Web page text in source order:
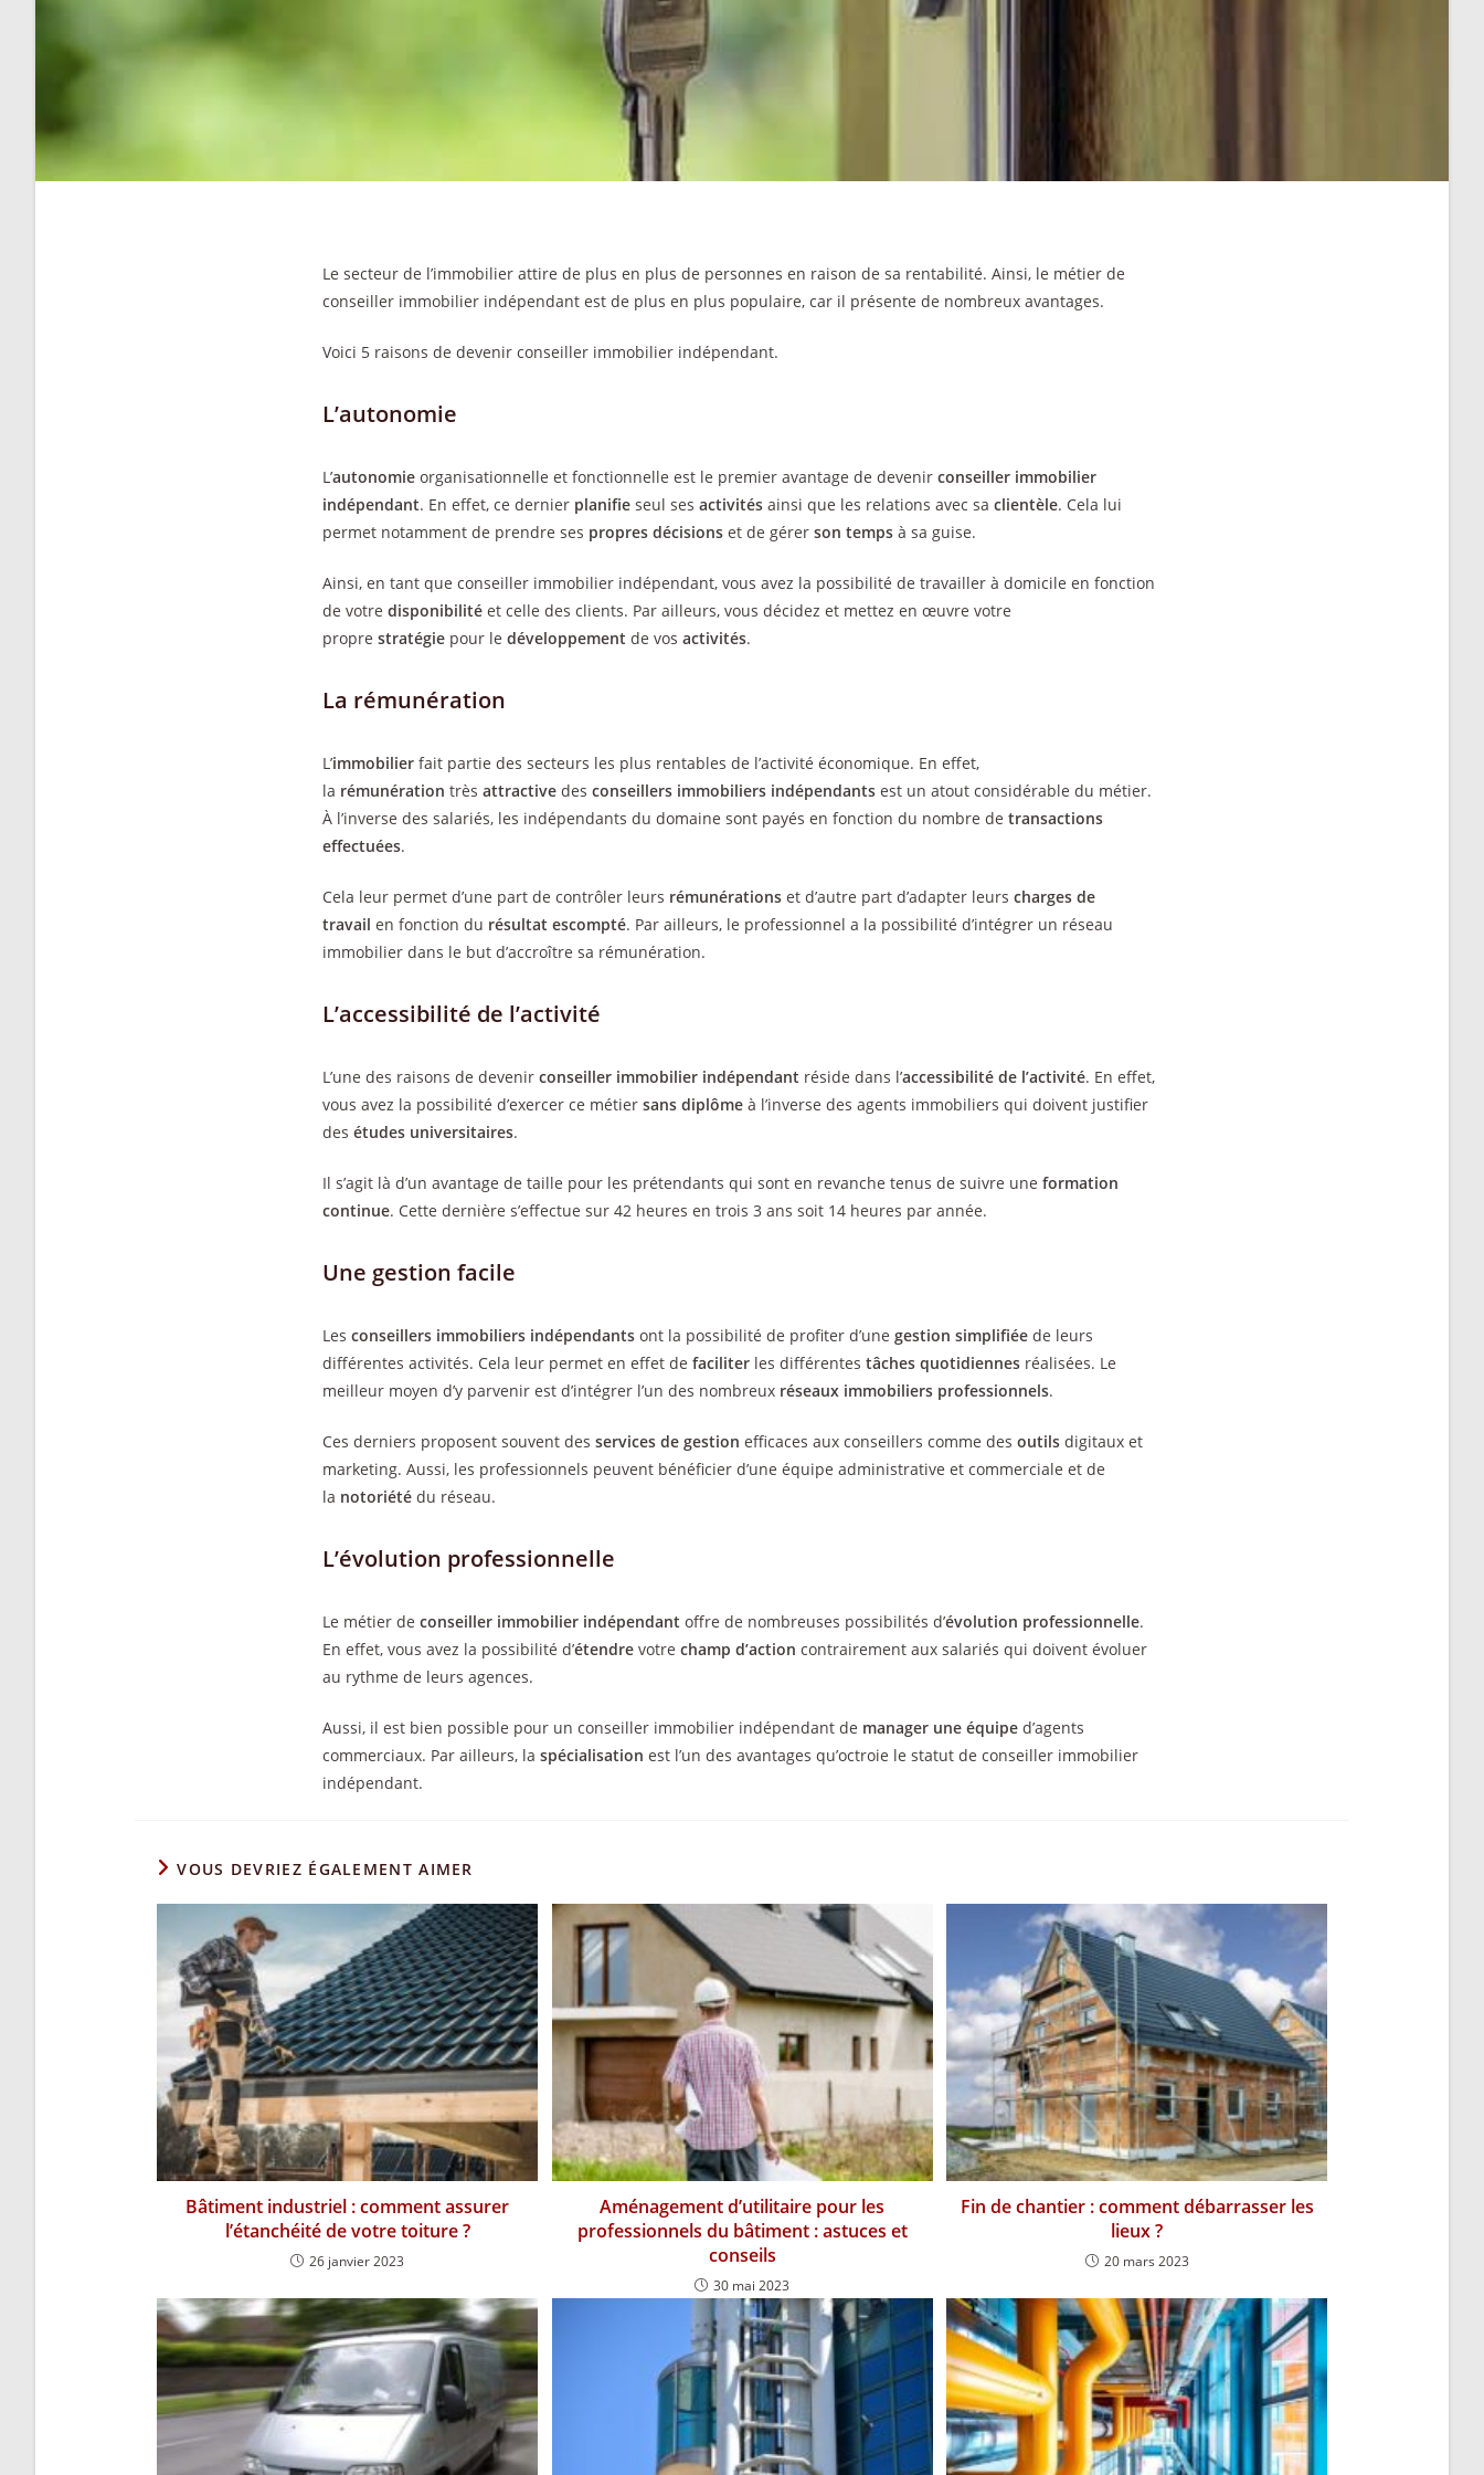
Le secteur de l’immobilier attire de plus en plus de personnes en raison de sa rentabilité. Ainsi, le métier de
conseiller immobilier indépendant est de plus en plus populaire, car il présente de nombreux avantages.
Voici 5 raisons de devenir conseiller immobilier indépendant.
L’autonomie
L’autonomie organisationnelle et fonctionnelle est le premier avantage de devenir conseiller immobilier
indépendant. En effet, ce dernier planifie seul ses activités ainsi que les relations avec sa clientèle. Cela lui
permet notamment de prendre ses propres décisions et de gérer son temps à sa guise.
Ainsi, en tant que conseiller immobilier indépendant, vous avez la possibilité de travailler à domicile en fonction
de votre disponibilité et celle des clients. Par ailleurs, vous décidez et mettez en œuvre votre
propre stratégie pour le développement de vos activités.
La rémunération
L’immobilier fait partie des secteurs les plus rentables de l’activité économique. En effet,
la rémunération très attractive des conseillers immobiliers indépendants est un atout considérable du métier.
À l’inverse des salariés, les indépendants du domaine sont payés en fonction du nombre de transactions
effectuées.
Cela leur permet d’une part de contrôler leurs rémunérations et d’autre part d’adapter leurs charges de
travail en fonction du résultat escompté. Par ailleurs, le professionnel a la possibilité d’intégrer un réseau
immobilier dans le but d’accroître sa rémunération.
L’accessibilité de l’activité
L’une des raisons de devenir conseiller immobilier indépendant réside dans l’accessibilité de l’activité. En effet,
vous avez la possibilité d’exercer ce métier sans diplôme à l’inverse des agents immobiliers qui doivent justifier
des études universitaires.
Il s’agit là d’un avantage de taille pour les prétendants qui sont en revanche tenus de suivre une formation
continue. Cette dernière s’effectue sur 42 heures en trois 3 ans soit 14 heures par année.
Une gestion facile
Les conseillers immobiliers indépendants ont la possibilité de profiter d’une gestion simplifiée de leurs
différentes activités. Cela leur permet en effet de faciliter les différentes tâches quotidiennes réalisées. Le
meilleur moyen d’y parvenir est d’intégrer l’un des nombreux réseaux immobiliers professionnels.
Ces derniers proposent souvent des services de gestion efficaces aux conseillers comme des outils digitaux et
marketing. Aussi, les professionnels peuvent bénéficier d’une équipe administrative et commerciale et de
la notoriété du réseau.
L’évolution professionnelle
Le métier de conseiller immobilier indépendant offre de nombreuses possibilités d’évolution professionnelle.
En effet, vous avez la possibilité d’étendre votre champ d’action contrairement aux salariés qui doivent évoluer
au rythme de leurs agences.
Aussi, il est bien possible pour un conseiller immobilier indépendant de manager une équipe d’agents
commerciaux. Par ailleurs, la spécialisation est l’un des avantages qu’octroie le statut de conseiller immobilier
indépendant.
VOUS DEVRIEZ ÉGALEMENT AIMER
Bâtiment industriel : comment assurer
l’étanchéité de votre toiture ?
26 janvier 2023
Aménagement d’utilitaire pour les
professionnels du bâtiment : astuces et
conseils
30 mai 2023
Fin de chantier : comment débarrasser les
lieux ?
20 mars 2023